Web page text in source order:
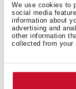
We use cookies to
social media
information about
advertising and
other information
collected from your
comprar
Para la masa,
gr de azúcar,
30 gr de
vainilla.